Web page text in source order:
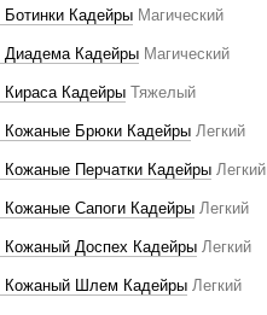
Кадейры Магический
Диадема Кадейры Магический
Кираса Кадейры Тяжелый
Кожаные Брюки Кадейры Легкий
Кожаные Перчатки Кадейры Легкий
Кожаные Сапоги Кадейры Легкий
Кожаный Доспех Кадейры Легкий
Кожаный Шлем Кадейры Легкий